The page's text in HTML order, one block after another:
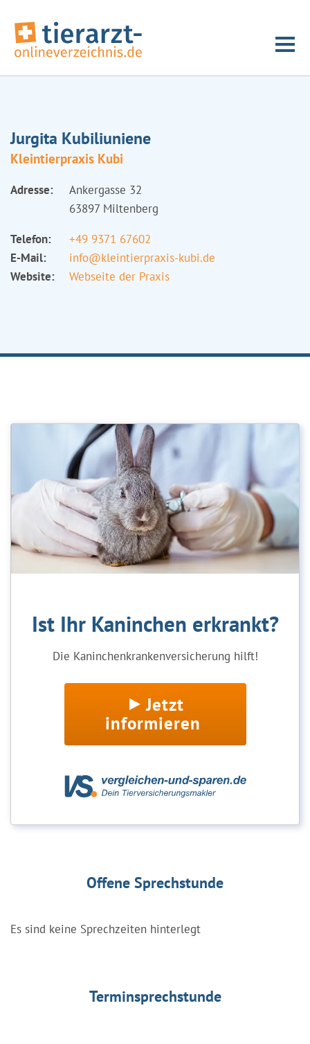
Jurgita Kubiliuniene
Kleintierpraxis Kubi
Adresse:
Ankergasse 32
63897 Miltenberg
Telefon:
+49 9371 67602
E-Mail:
info@kleintierpraxis-kubi.de
Website:
Webseite der Praxis
Ist Ihr Kaninchen erkrankt?
Die Kaninchenkrankenversicherung hilft!
Jetzt
informieren
Offene Sprechstunde
Es sind keine Sprechzeiten hinterlegt
Terminsprechstunde